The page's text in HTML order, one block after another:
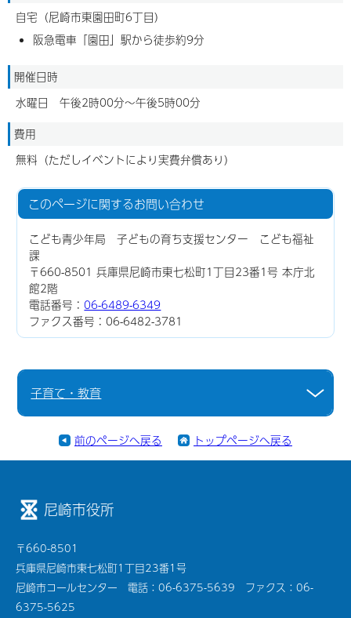
自宅（尼崎市東園田町6丁目）
阪急電車「園田」駅から徒歩約9分
開催日時
水曜日 午後2時00分～午後5時00分
費用
無料（ただしイベントにより実費弁償あり）
このページに関するお問い合わせ
こども青少年局 子どもの育ち支援センター こども福祉
課
〒660-8501 兵庫県尼崎市東七松町1丁目23番1号 本庁北
館2階
電話番号：06-6489-6349
ファクス番号：06-6482-3781
子育て・教育
前のページへ戻る トップページへ戻る
尼崎市役所
〒660-8501
兵庫県尼崎市東七松町1丁目23番1号
尼崎市コールセンター 電話：06-6375-5639 ファクス：06-
6375-5625